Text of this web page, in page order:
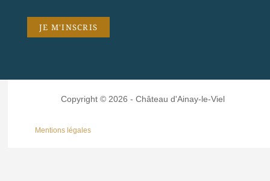
Copyright © 2026 - Château d'Ainay-le-Viel
Mentions légales